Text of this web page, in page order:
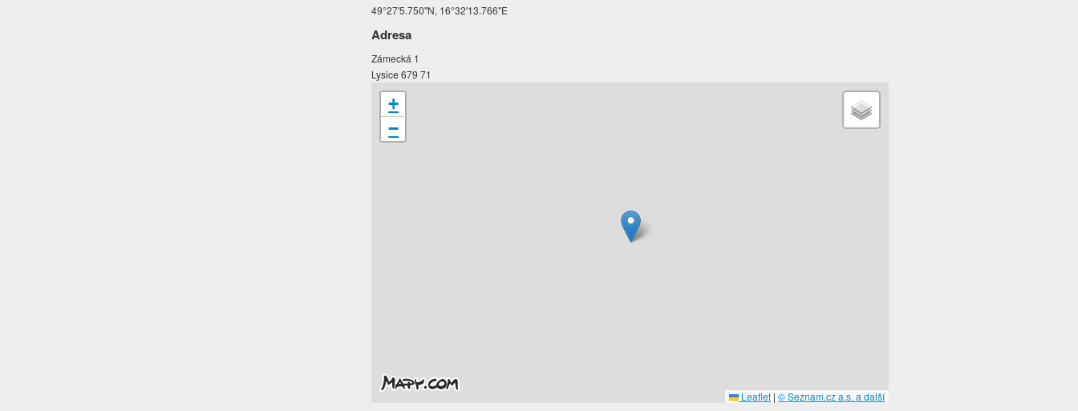
49°27'5.750"N, 16°32'13.766"E
Adresa
Zámecká 1
Lysice 679 71
+
−
Leaflet | © Seznam.cz a.s. a další